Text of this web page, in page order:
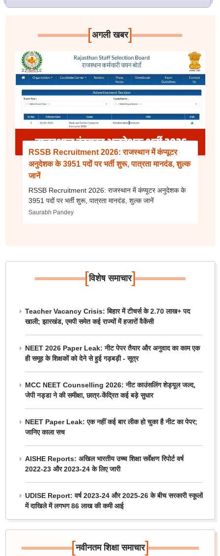
[अगली खबर]
RSSB Recruitment 2026: राजस्थान में कंप्यूटर
अनुदेशक के 3951 पदों पर भर्ती शुरू, पात्रता मानदंड, शुल्क
जानें
RSSB Recruitment 2026: राजस्थान में कंप्यूटर अनुदेशक के
3951 पदों पर भर्ती शुरू, पात्रता मानदंड, शुल्क जानें
Saurabh Pandey
[विशेष समाचार]
Teacher Vacancy Crisis: बिहार में टीचर्स के 2.70 लाख+ पद
खाली; झारखंड, एमपी समेत कई राज्यों में हजारों वैकेंसी
NEET 2026 Paper Leak: नीट पेपर तैयार और अनुवाद का काम एक
ही समूह के शिक्षकों को देने से हुई गड़बड़ी - सूत्र
MCC NEET Counselling 2026: नीट काउंसलिंग शेड्यूल जल्द,
जेपी नड्डा ने की समीक्षा, छात्र-केंद्रित कई बड़े सुधार
NEET Paper Leak: एक नहीं कई बार लीक हो चुका है नीट का पेपर;
जानिए काला सच
AISHE Reports: अखिल भारतीय उच्च शिक्षा सर्वेक्षण रिपोर्ट वर्ष
2022-23 और 2023-24 के लिए जारी
UDISE Report: वर्ष 2023-24 और 2025-26 के बीच सरकारी स्कूलों
में दाखिले में लगभग 86 लाख की कमी आई
[नवीनतम शिक्षा समाचार]